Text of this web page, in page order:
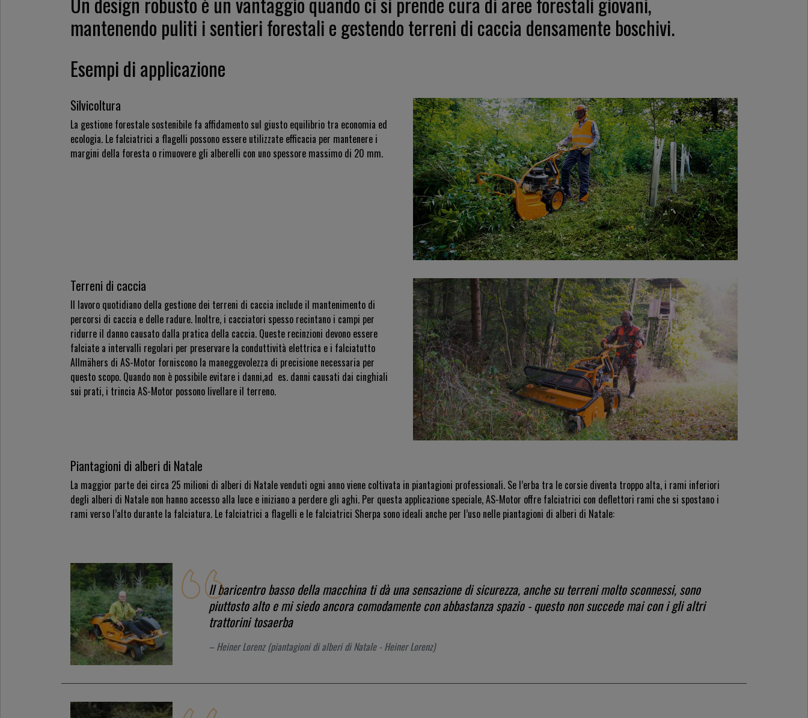
mantenendo puliti i sentieri forestali e gestendo terreni di caccia densamente boschivi.
Esempi di applicazione
Silvicoltura
La gestione forestale sostenibile fa affidamento sul giusto equilibrio tra economia ed
ecologia. Le falciatrici a flagelli possono essere utilizzate efficacia per mantenere i
margini della foresta o rimuovere gli alberelli con uno spessore massimo di 20 mm.
Terreni di caccia
Il lavoro quotidiano della gestione dei terreni di caccia include il mantenimento di
percorsi di caccia e delle radure. Inoltre, i cacciatori spesso recintano i campi per
ridurre il danno causato dalla pratica della caccia. Queste recinzioni devono essere
falciate a intervalli regolari per preservare la conduttività elettrica e i falciatutto
Allmähers di AS-Motor forniscono la maneggevolezza di precisione necessaria per
questo scopo. Quando non è possibile evitare i danni,ad es. danni causati dai cinghiali
sui prati, i trincia AS-Motor possono livellare il terreno.
Piantagioni di alberi di Natale
La maggior parte dei circa 25 milioni di alberi di Natale venduti ogni anno viene coltivata in piantagioni professionali. Se l’erba tra le corsie diventa troppo alta, i rami inferiori
degli alberi di Natale non hanno accesso alla luce e iniziano a perdere gli aghi. Per questa applicazione speciale, AS-Motor offre falciatrici con deflettori rami che si spostano i
rami verso l’alto durante la falciatura. Le falciatrici a flagelli e le falciatrici Sherpa sono ideali anche per l’uso nelle piantagioni di alberi di Natale:
Il baricentro basso della macchina ti dà una sensazione di sicurezza, anche su terreni molto sconnessi, sono
piuttosto alto e mi siedo ancora comodamente con abbastanza spazio - questo non succede mai con i gli altri
trattorini tosaerba
– Heiner Lorenz (piantagioni di alberi di Natale - Heiner Lorenz)